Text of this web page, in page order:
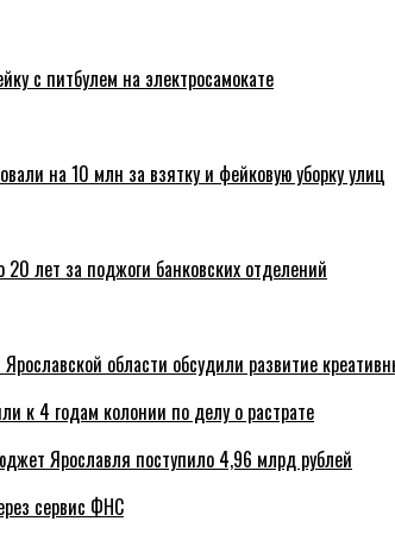
с питбулем на электросамокате
на 10 млн за взятку и фейковую уборку улиц
лет за поджоги банковских отделений
области обсудили развитие
к 4 годам колонии по делу о растрате
Ярославля поступило 4,96 млрд рублей
сервис ФНС